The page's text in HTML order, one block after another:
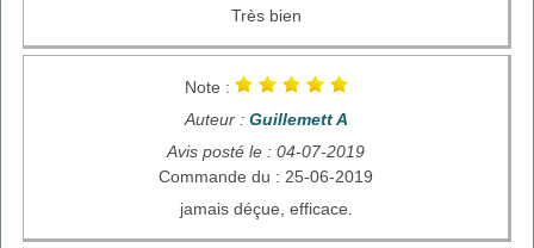
Très bien
Note :
Auteur : Guillemett A
Avis posté le : 04-07-2019
Commande du : 25-06-2019
jamais déçue, efficace.